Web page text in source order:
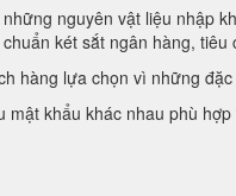
nguyên vật liệu nhập
két sắt ngân hàng, tiêu
hàng lựa chọn vì những
khẩu khác nhau phù